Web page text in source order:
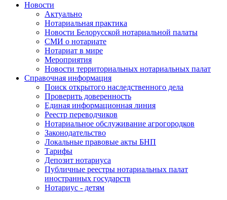
Новости
Актуально
Нотариальная практика
Новости Белорусской нотариальной палаты
СМИ о нотариате
Нотариат в мире
Мероприятия
Новости территориальных нотариальных палат
Справочная информация
Поиск открытого наследственного дела
Проверить доверенность
Единая информационная линия
Реестр переводчиков
Нотариальное обслуживание агрогородков
Законодательство
Локальные правовые акты БНП
Тарифы
Депозит нотариуса
Публичные реестры нотариальных палат
иностранных государств
Нотариус - детям